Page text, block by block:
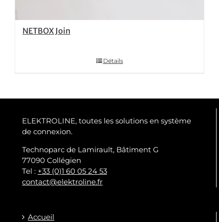
NETBOX Join
Détails
ELEKTROLINE, toutes les solutions en système
de connexion.
Technoparc de Lamirault, Bâtiment G
77090 Collégien
Tel : +33 (0)1 60 05 24 53
contact@elektroline.fr
Accueil